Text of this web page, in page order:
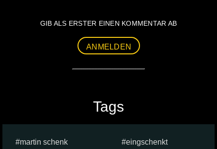
GIB ALS ERSTER EINEN KOMMENTAR AB
ANMELDEN
Tags
martin schenk
eingschenkt